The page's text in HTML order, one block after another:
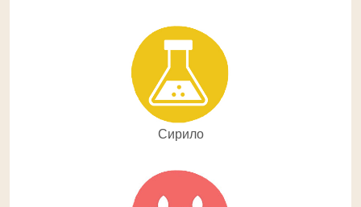
Сирило